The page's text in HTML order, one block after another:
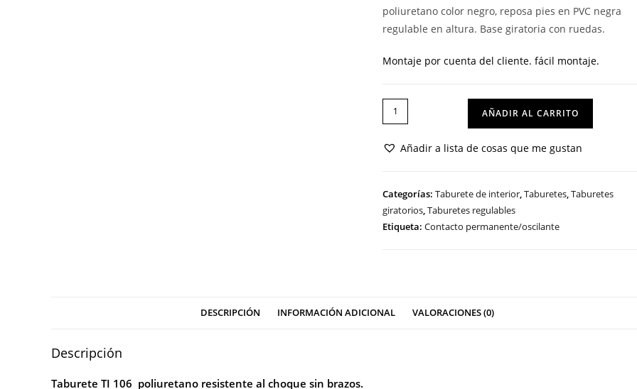
poliuretano color negro, reposa pies en PVC negra
regulable en altura. Base giratoria con ruedas.
Montaje por cuenta del cliente. fácil montaje.
TABURETE
SONIA
cantidad
AÑADIR AL CARRITO
Añadir a lista de cosas que me gustan
Categorías:Taburete de interior,Taburetes,Taburetes
giratorios,Taburetes regulables
Etiqueta:Contacto permanente/oscilante
DESCRIPCIÓN INFORMACIÓN ADICIONAL VALORACIONES (0)
Descripción
Taburete TI 106 poliuretano resistente al choque sin brazos.